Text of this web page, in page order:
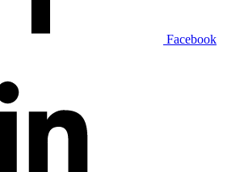
Facebook